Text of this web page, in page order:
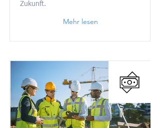
Zukunft.
Mehr lesen